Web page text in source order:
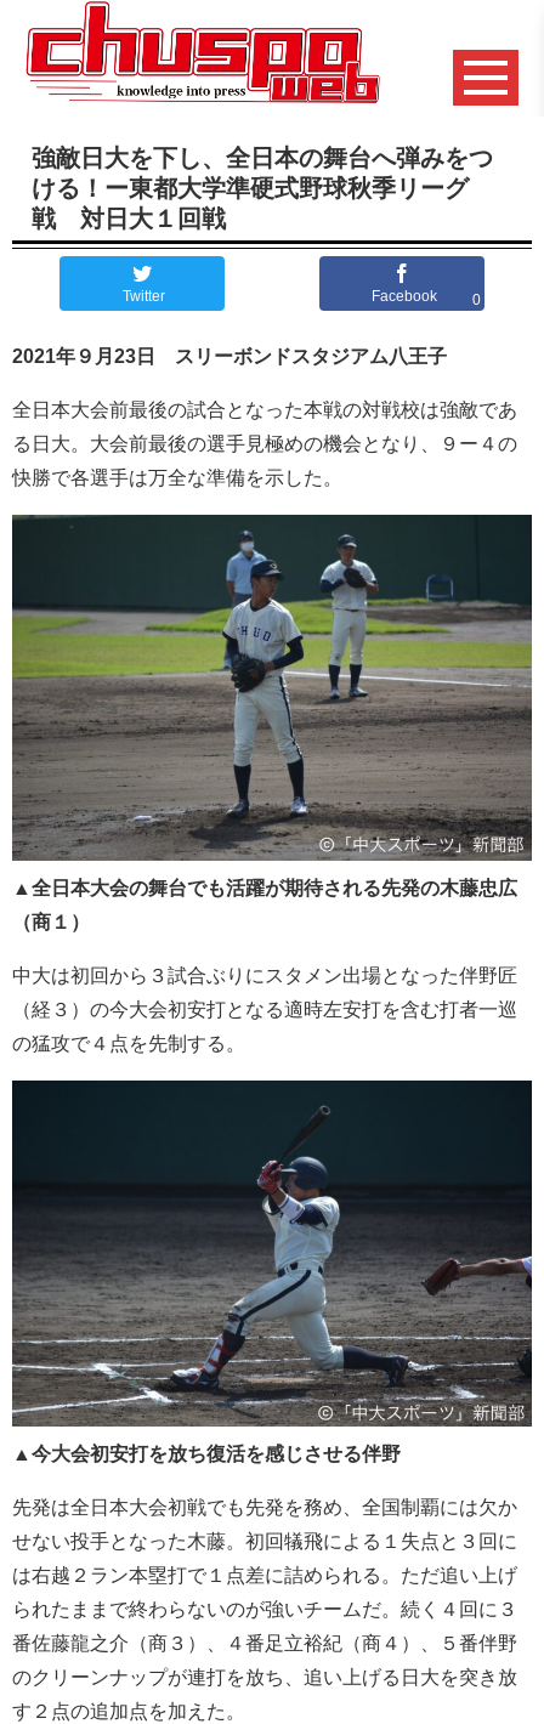
強敵日大を下し、全日本の舞台へ弾みをつ
ける！ー東都大学準硬式野球秋季リーグ
戦 対日大１回戦
Twitter Facebook 0
2021年９月23日 スリーボンドスタジアム八王子
全日本大会前最後の試合となった本戦の対戦校は強敵であ
る日大。大会前最後の選手見極めの機会となり、９ー４の
快勝で各選手は万全な準備を示した。
▲全日本大会の舞台でも活躍が期待される先発の木藤忠広
（商１）
中大は初回から３試合ぶりにスタメン出場となった伴野匠
（経３）の今大会初安打となる適時左安打を含む打者一巡
の猛攻で４点を先制する。
▲今大会初安打を放ち復活を感じさせる伴野
先発は全日本大会初戦でも先発を務め、全国制覇には欠か
せない投手となった木藤。初回犠飛による１失点と３回に
は右越２ラン本塁打で１点差に詰められる。ただ追い上げ
られたままで終わらないのが強いチームだ。続く４回に３
番佐藤龍之介（商３）、４番足立裕紀（商４）、５番伴野
のクリーンナップが連打を放ち、追い上げる日大を突き放
す２点の追加点を加えた。